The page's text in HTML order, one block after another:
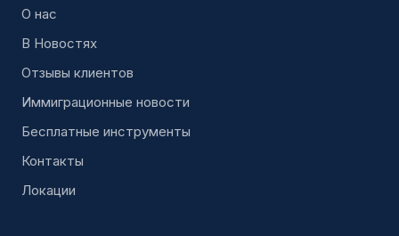
О нас
В Новостях
Отзывы клиентов
Иммиграционные новости
Бесплатные инструменты
Контакты
Локации